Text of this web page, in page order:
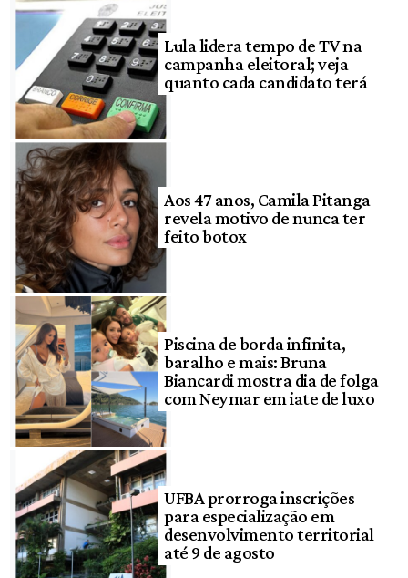
Lula lidera tempo de TV na
campanha eleitoral; veja
quanto cada candidato terá
Aos 47 anos, Camila Pitanga
revela motivo de nunca ter
feito botox
Piscina de borda infinita,
baralho e mais: Bruna
Biancardi mostra dia de folga
com Neymar em iate de luxo
UFBA prorroga inscrições
para especialização em
desenvolvimento territorial
até 9 de agosto